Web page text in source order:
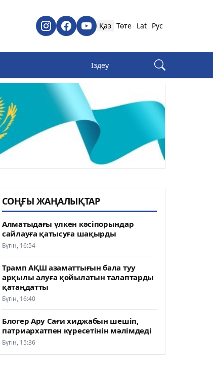
Қаз Төте Lat Рус
СОҢҒЫ ЖАҢАЛЫҚТАР
Алматыдағы үлкен кәсіпорындар
сайлауға қатысуға шақырды
Бүгін, 16:54
Трамп АҚШ азаматтығын бала туу
арқылы алуға қойылатын талаптарды
қатаңдатты
Бүгін, 16:40
Блогер Ару Сағи хиджабын шешіп,
патриархатпен күресетінін мәлімдеді
Бүгін, 15:36